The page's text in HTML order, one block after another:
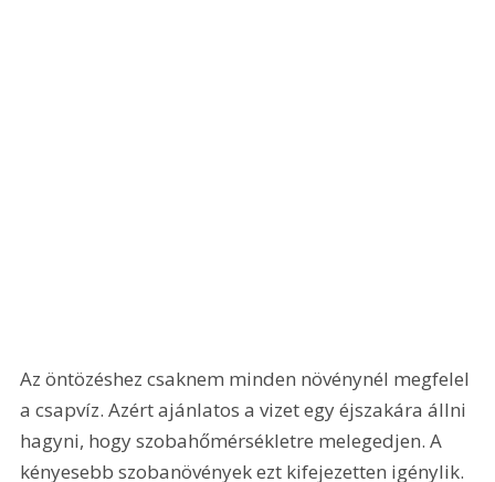
Az öntözéshez csaknem minden növénynél megfelel
a csapvíz. Azért ajánlatos a vizet egy éjszakára állni
hagyni, hogy szobahőmérsékletre melegedjen. A
kényesebb szobanövények ezt kifejezetten igénylik.